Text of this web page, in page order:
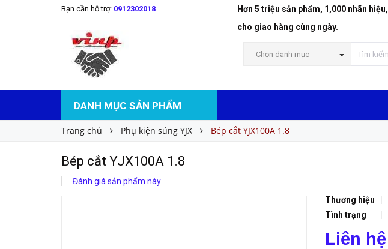
Bạn cần hỗ trợ: 0912302018
Hơn 5 triệu sản phẩm, 1,000 nhãn
cho giao hàng cùng ngày.
Chọn danh mục
DANH MỤC SẢN PHẨM
Trang chủ Phụ kiện súng YJX Bép cắt YJX100A 1.8
Bép cắt YJX100A 1.8
Đánh giá sản phẩm này
Thương hiệu
Tình trạng
Liên hệ
Bép cắt YJX100A 1.8